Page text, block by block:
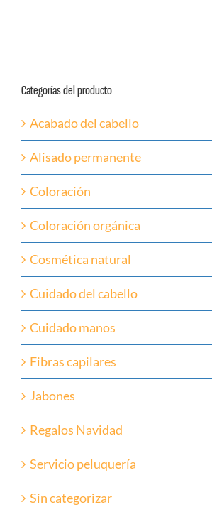
Categorías del producto
Acabado del cabello
Alisado permanente
Coloración
Coloración orgánica
Cosmética natural
Cuidado del cabello
Cuidado manos
Fibras capilares
Jabones
Regalos Navidad
Servicio peluquería
Sin categorizar